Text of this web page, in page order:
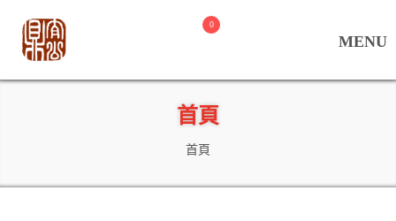
0
首頁
首頁